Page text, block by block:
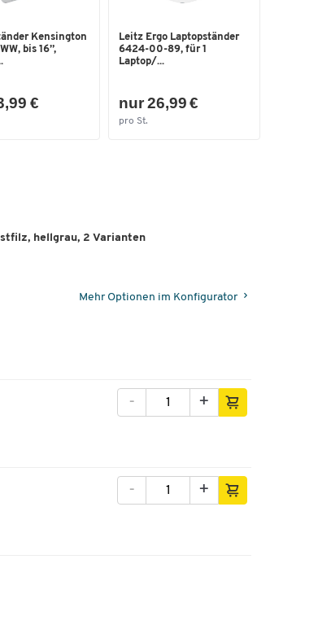
Kensington
bis 16”,
€
Leitz Ergo Laptopständer
6424-00-89, für 1
Laptop/...
nur 26,99 €
pro St.
hellgrau, 2 Varianten
Mehr Optionen im Konfigurator
+
-
+
-